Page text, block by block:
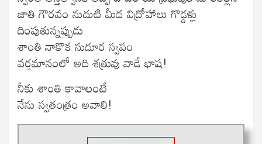
జాతి గౌరవం నుదుటి మీద విద్రోహాలు గొడ్డళ్లు
దింపుతున్నప్పుడు
శాంతి నాకొక సుదూర స్వపం
వర్తమానంలో అది శత్రువు వాడే భాష!
నీకు శాంతి కావాలంటే
నేను స్వతంత్రం అవాలి!